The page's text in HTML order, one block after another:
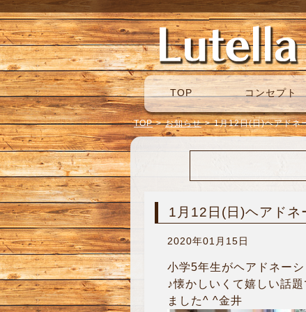
TOP コンセプト
TOP > お知らせ > 1月12日(日)ヘアドネ
1月12日(日)ヘアドネ
2020年01月15日
小学5年生がヘアドネー
♪懐かしいくて嬉しい話
ました^ ^金井